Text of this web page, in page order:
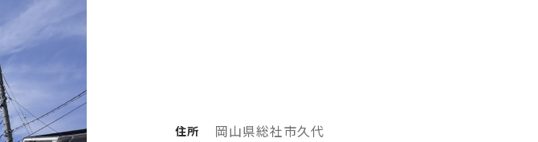
住所 岡山県総社市久代